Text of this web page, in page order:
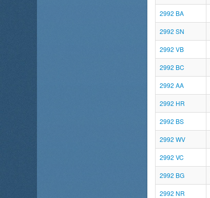
2992 BA
2992 SN
2992 VB
2992 BC
2992 AA
2992 HR
2992 BS
2992 WV
2992 VC
2992 BG
2992 NR